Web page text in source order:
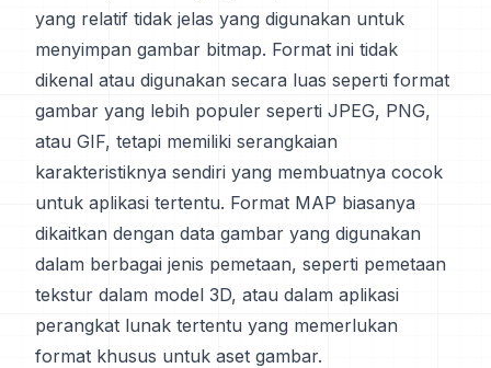
yang relatif tidak jelas yang digunakan untuk
menyimpan gambar bitmap. Format ini tidak
dikenal atau digunakan secara luas seperti format
gambar yang lebih populer seperti JPEG, PNG,
atau GIF, tetapi memiliki serangkaian
karakteristiknya sendiri yang membuatnya cocok
untuk aplikasi tertentu. Format MAP biasanya
dikaitkan dengan data gambar yang digunakan
dalam berbagai jenis pemetaan, seperti pemetaan
tekstur dalam model 3D, atau dalam aplikasi
perangkat lunak tertentu yang memerlukan
format khusus untuk aset gambar.